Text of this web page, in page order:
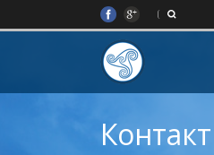
Контакт